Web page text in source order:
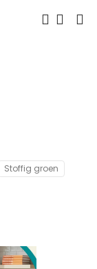
Stoffig groen